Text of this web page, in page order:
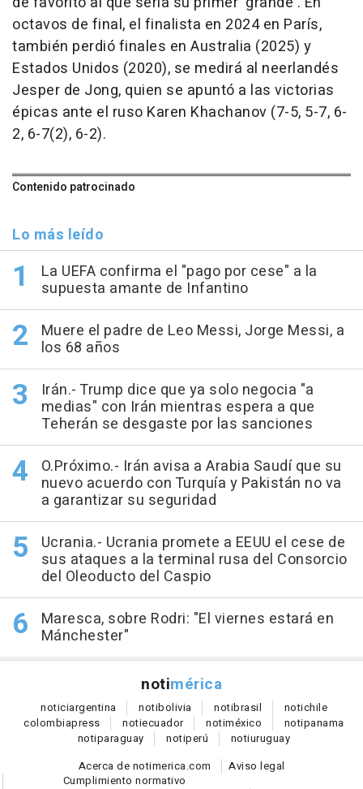
octavos de final, el finalista en 2024 en París,
también perdió finales en Australia (2025) y
Estados Unidos (2020), se medirá al neerlandés
Jesper de Jong, quien se apuntó a las victorias
épicas ante el ruso Karen Khachanov (7-5, 5-7, 6-
2, 6-7(2), 6-2).
Contenido patrocinado
Lo más leído
La UEFA confirma el "pago por cese" a la
supuesta amante de Infantino
Muere el padre de Leo Messi, Jorge Messi, a
los 68 años
Irán.- Trump dice que ya solo negocia "a
medias" con Irán mientras espera a que
Teherán se desgaste por las sanciones
O.Próximo.- Irán avisa a Arabia Saudí que su
nuevo acuerdo con Turquía y Pakistán no va
a garantizar su seguridad
Ucrania.- Ucrania promete a EEUU el cese de
sus ataques a la terminal rusa del Consorcio
del Oleoducto del Caspio
Maresca, sobre Rodri: "El viernes estará en
Mánchester"
notimérica
noticiargentina notibolivia notibrasil notichile
colombiapress notiecuador notiméxico notipanama
notiparaguay notiperú notiuruguay
Acerca de notimerica.com
Aviso legal
Cumplimiento normativo